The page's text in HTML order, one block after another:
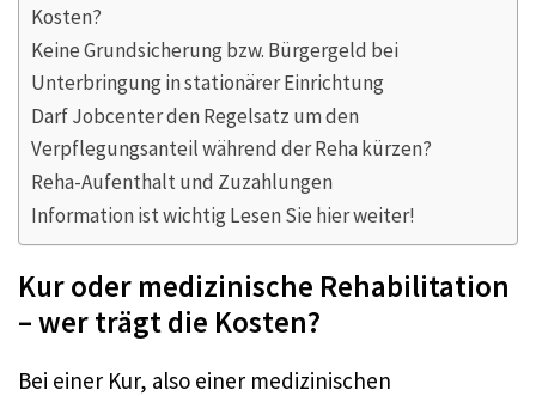
Kosten?
Keine Grundsicherung bzw. Bürgergeld bei
Unterbringung in stationärer Einrichtung
Darf Jobcenter den Regelsatz um den
Verpflegungsanteil während der Reha kürzen?
Reha-Aufenthalt und Zuzahlungen
Information ist wichtig Lesen Sie hier weiter!
Kur oder medizinische Rehabilitation
– wer trägt die Kosten?
Bei einer Kur, also einer medizinischen